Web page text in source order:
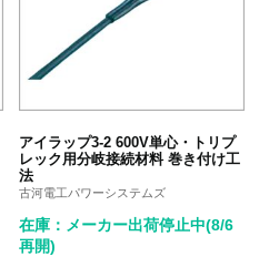
アイラップ3-2 600V単心・トリプ
レック用分岐接続材料 巻き付け工
法
古河電工パワーシステムズ
在庫：メーカー出荷停止中(8/6
再開)